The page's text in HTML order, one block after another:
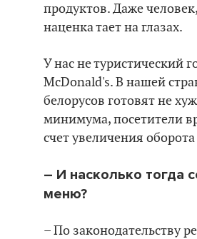
продуктов. Даже
наценкатает на глазах.
У нас не туристический
McDonald's. В нашей
белорусов готовят не
минимума, посетители
счет увеличения
– И насколько тогда
меню?
– По законодательству